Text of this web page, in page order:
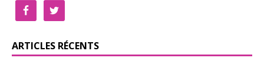
ARTICLES RÉCENTS